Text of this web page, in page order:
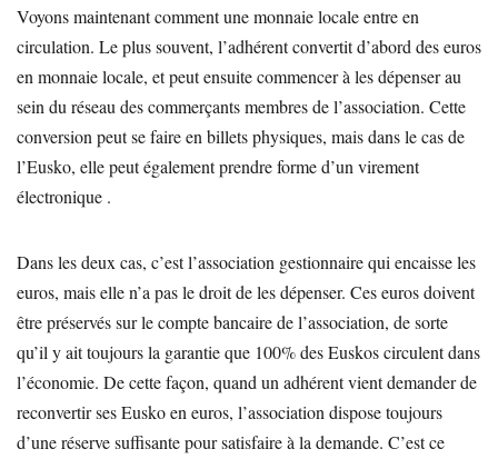
Voyons maintenant comment une monnaie locale entre en
circulation. Le plus souvent, l’adhérent convertit d’abord des euros
en monnaie locale, et peut ensuite commencer à les dépenser au
sein du réseau des commerçants membres de l’association. Cette
conversion peut se faire en billets physiques, mais dans le cas de
l’Eusko, elle peut également prendre forme d’un virement
électronique .
Dans les deux cas, c’est l’association gestionnaire qui encaisse les
euros, mais elle n’a pas le droit de les dépenser. Ces euros doivent
être préservés sur le compte bancaire de l’association, de sorte
qu’il y ait toujours la garantie que 100% des Euskos circulent dans
l’économie. De cette façon, quand un adhérent vient demander de
reconvertir ses Eusko en euros, l’association dispose toujours
d’une réserve suffisante pour satisfaire à la demande. C’est ce